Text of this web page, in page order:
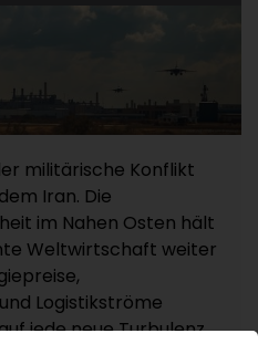
militärische Konflikt
Iran. Die
im Nahen Osten hält
Weltwirtschaft weiter
Logistikströme
jede neue Turbulenz.